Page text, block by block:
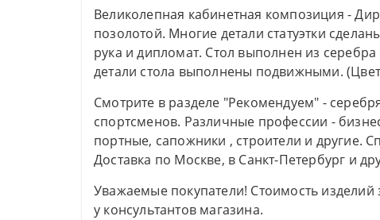
Великолепная кабинетная композиция -
позолотой. Многие детали статуэтки
рука и дипломат. Стол выполнен из серебра
детали стола выполнены подвижными.
Смотрите в разделе "Рекомендуем" -
спортсменов. Различные профессии -
портные, сапожники , строители и другие.
Доставка по Москве, в Санкт-Петербург и
Уважаемые покупатели! Стоимость изделий
у консультантов магазина.